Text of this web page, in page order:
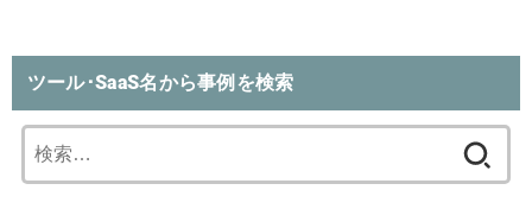
ツール･SaaS名から事例を検索
索: